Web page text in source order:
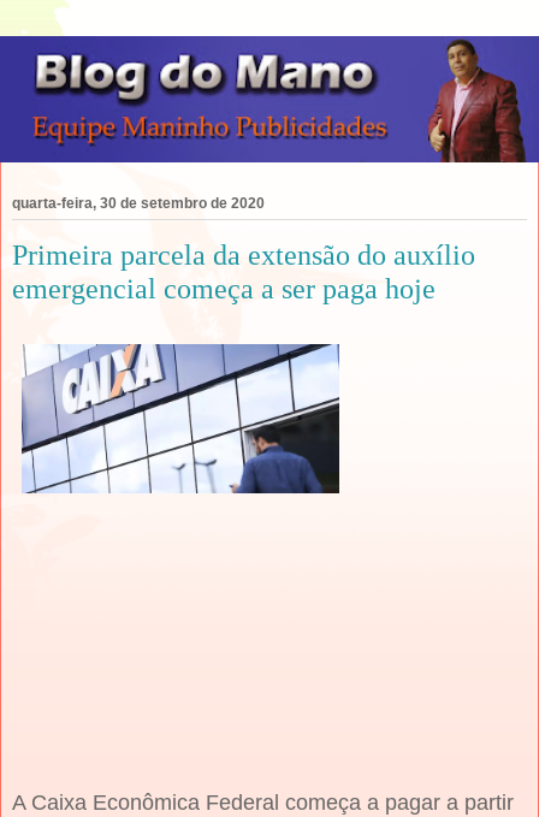
quarta-feira, 30 de setembro de 2020
Primeira parcela da extensão do auxílio
emergencial começa a ser paga hoje
A Caixa Econômica Federal começa a pagar a partir